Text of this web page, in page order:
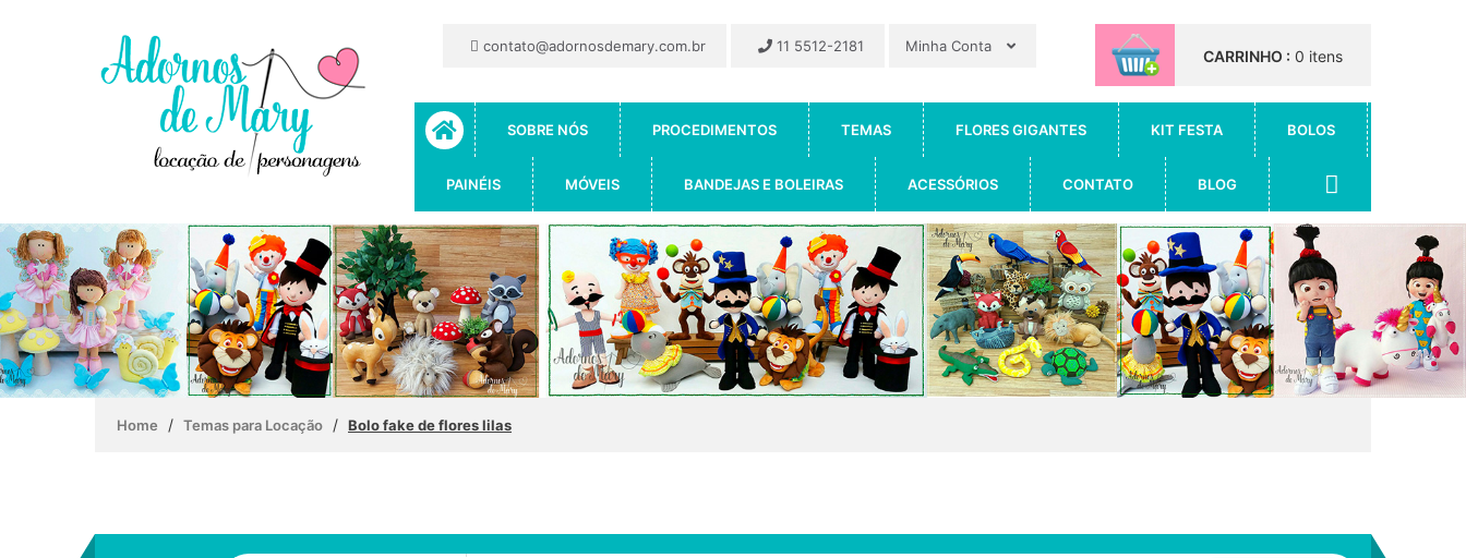
CARRINHO : 0 itens
contato@adornosdemary.com.br 11 5512-2181 Minha Conta
SOBRE NÓS PROCEDIMENTOS TEMAS FLORES GIGANTES KIT FESTA BOLOS
PAINÉIS MÓVEIS BANDEJAS E BOLEIRAS ACESSÓRIOS CONTATO BLOG
Home / Temas para Locação / Bolo fake de flores lilas